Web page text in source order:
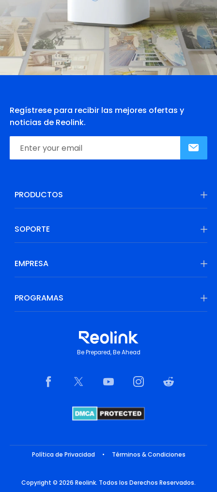
Regístrese para recibir las mejores ofertas y
noticias de Reolink.
PRODUCTOS
SOPORTE
EMPRESA
PROGRAMAS
Be Prepared, Be Ahead
Política de Privacidad • Términos & Condiciones
Copyright © 2026 Reolink. Todos los Derechos Reservados.